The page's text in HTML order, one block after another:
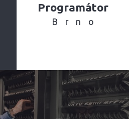
Programátor
Brno